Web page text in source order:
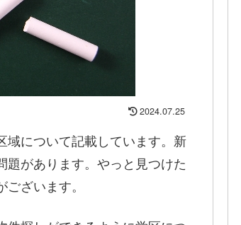
2024.07.25
域について記載しています。新
題があります。やっと見つけた
ざいます。